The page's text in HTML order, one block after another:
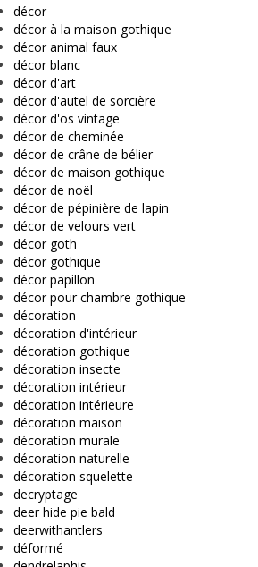
décor
décor à la maison gothique
décor animal faux
décor blanc
décor d'art
décor d'autel de sorcière
décor d'os vintage
décor de cheminée
décor de crâne de bélier
décor de maison gothique
décor de noël
décor de pépinière de lapin
décor de velours vert
décor goth
décor gothique
décor papillon
décor pour chambre gothique
décoration
décoration d'intérieur
décoration gothique
décoration insecte
décoration intérieur
décoration intérieure
décoration maison
décoration murale
décoration naturelle
décoration squelette
decryptage
deer hide pie bald
deerwithantlers
déformé